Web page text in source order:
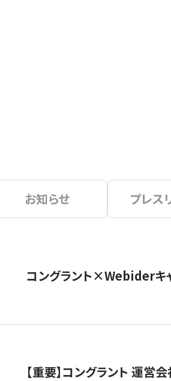
お知らせ プレス
コングラント×Webiderキ
【重要】コングラント 運営